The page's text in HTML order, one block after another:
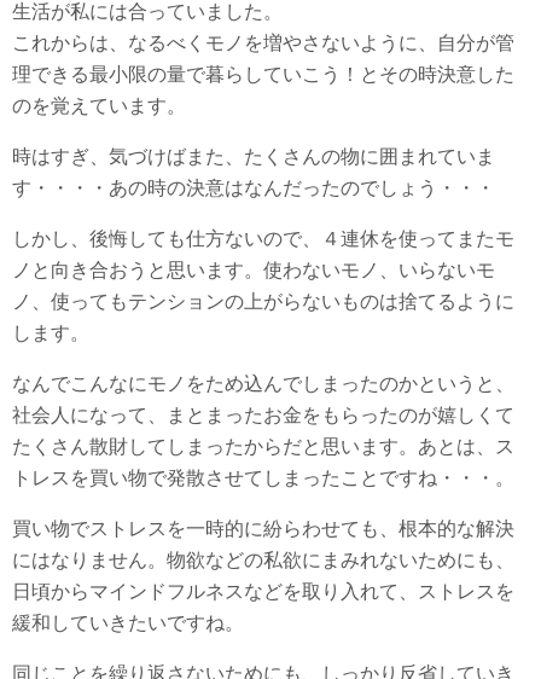
生活が私には合っていました。
これからは、なるべくモノを増やさないように、自分が管
理できる最小限の量で暮らしていこう！とその時決意した
のを覚えています。
時はすぎ、気づけばまた、たくさんの物に囲まれていま
す・・・・あの時の決意はなんだったのでしょう・・・
しかし、後悔しても仕方ないので、４連休を使ってまたモ
ノと向き合おうと思います。使わないモノ、いらないモ
ノ、使ってもテンションの上がらないものは捨てるように
します。
なんでこんなにモノをため込んでしまったのかというと、
社会人になって、まとまったお金をもらったのが嬉しくて
たくさん散財してしまったからだと思います。あとは、ス
トレスを買い物で発散させてしまったことですね・・・。
買い物でストレスを一時的に紛らわせても、根本的な解決
にはなりません。物欲などの私欲にまみれないためにも、
日頃からマインドフルネスなどを取り入れて、ストレスを
緩和していきたいですね。
同じことを繰り返さないためにも、しっかり反省していき